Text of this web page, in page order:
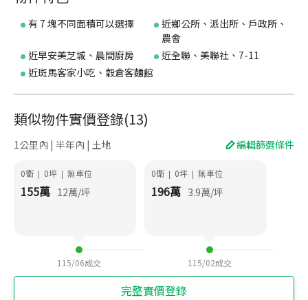
有 7 塊不同面積可以選擇
近鄉公所、派出所、戶政所、
農會
近早安美芝城、晨間廚房
近全聯、美聯社、7-11
近斑馬客家小吃、穀倉客麵館
類似物件實價登錄(13)
1公里內 | 半年內 | 土地 編輯篩選條件
0衛 | 0坪 | 無車位
155萬 12萬/坪
115/06成交
0衛 | 0坪 | 無車位
196萬 3.9萬/坪
115/02成交
完整實價登錄